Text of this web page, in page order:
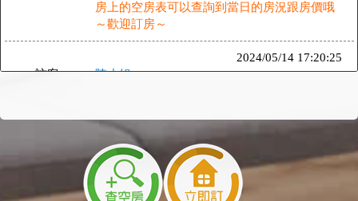
房上的空房表可以查詢到當日的房況跟房價哦
～歡迎訂房～
2024/05/14 17:20:25
訪客：
陳小姐
如果我們目前人數7-8位
可以包12人（四間房嗎）
想分開睡～
可以哦～